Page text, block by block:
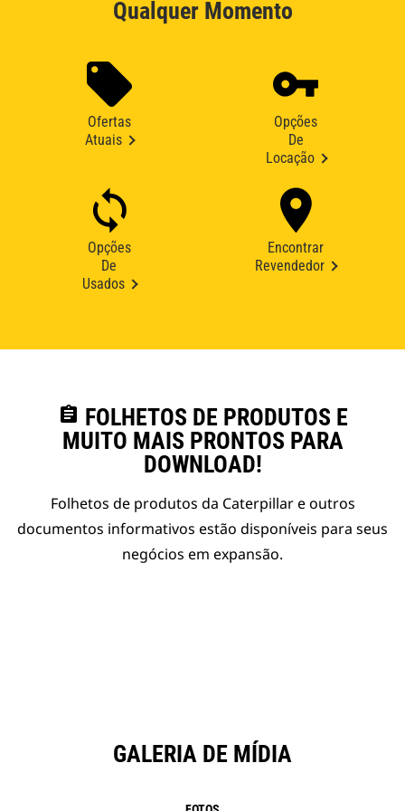
Qualquer Momento
Ofertas
Atuais
Opções
De
Locação
Opções
De
Usados
Encontrar
Revendedor
assignment FOLHETOS DE PRODUTOS E
MUITO MAIS PRONTOS PARA
DOWNLOAD!
Folhetos de produtos da Caterpillar e outros
documentos informativos estão disponíveis para seus
negócios em expansão.
GALERIA DE MÍDIA